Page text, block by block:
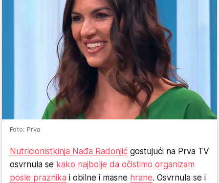
Foto: Prva
Nutricionistkinja Nađa Radonjić gostujući na Prva TV
osvrnula se kako najbolje da očistimo organizam
posle praznika i obilne i masne hrane. Osvrnula se i